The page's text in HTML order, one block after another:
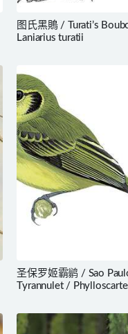
图氏黑鵙 / Turati’s
Laniarius turatii
圣保罗姬霸鹟 / Sao
Tyrannulet /